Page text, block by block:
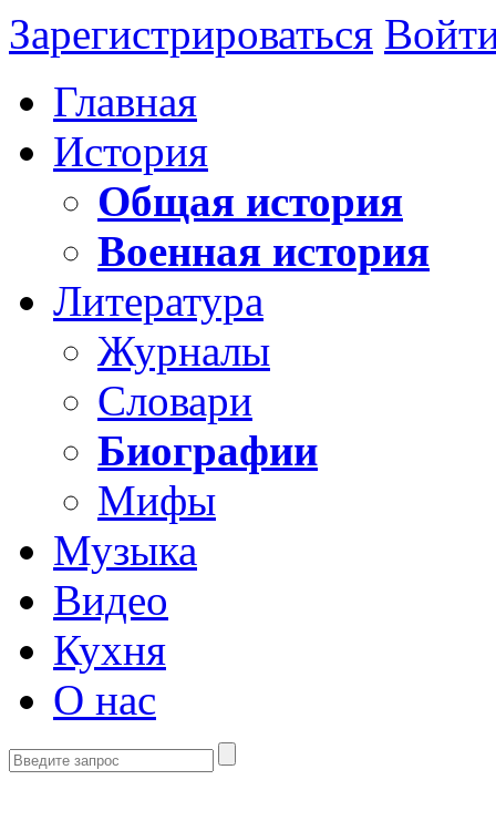
Зарегистрироваться
Главная
История
Общая история
Военная история
Литература
Журналы
Словари
Биографии
Мифы
Музыка
Видео
Кухня
О нас